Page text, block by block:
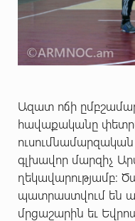
Ազատ ոճի
հավաքականը
գլխավոր մարզիչ
ղեկավարությամբ:
պատրաստվում են
մրցաշարին եւ